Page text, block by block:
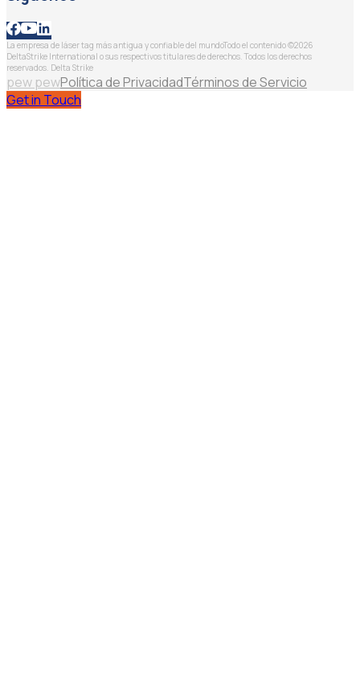
La empresa de láser tag más antigua y confiable del mundoTodo el contenido ©2026
DeltaStrike International o sus respectivos titulares de derechos. Todos los derechos
reservados. Delta Strike
pew pewPolítica de PrivacidadTérminos de Servicio
Get in Touch